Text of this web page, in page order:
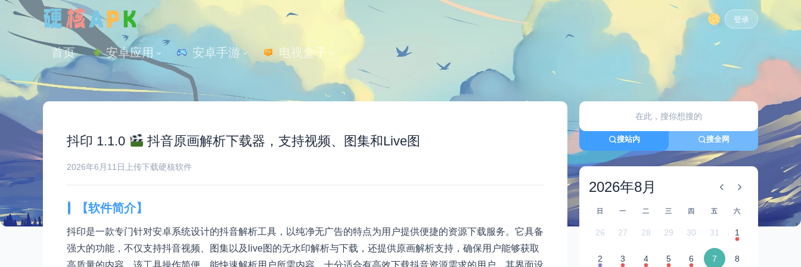
登录
首页 安卓应用 安卓手游 电视盒子
抖印 1.1.0 抖音原画解析下载器，支持视频、图集和Live图
2026年6月11日 上传下载硬核软件
【软件简介】
抖印是一款专门针对安卓系统设计的抖音解析工具，以纯净无广告的特点为用户提供便捷的资源下载服务。它具备
强大的功能，不仅支持抖音视频、图集以及live图的无水印解析与下载，还提供原画解析支持，确保用户能够获取
高质量的内容。该工具操作简便，能快速解析用户所需内容，十分适合有高效下载抖音资源需求的用户。其界面设
搜站内 搜全网
2026年8月
日 一 二 三 四 五 六
26 27 28 29 30 31 1
2 3 4 5 6 7 8